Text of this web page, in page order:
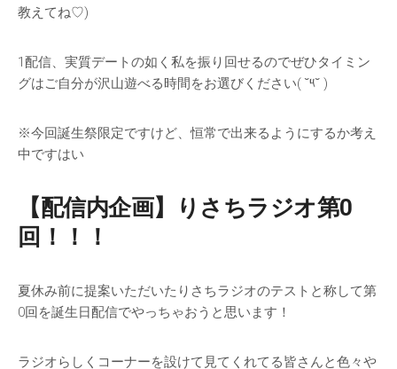
教えてね♡)
1配信、実質デートの如く私を振り回せるのでぜひタイミン
グはご自分が沢山遊べる時間をお選びください( ˘༥˘ )
※今回誕生祭限定ですけど、恒常で出来るようにするか考え
中ですはい
【配信内企画】りさちラジオ第0
回！！！
夏休み前に提案いただいたりさちラジオのテストと称して第
0回を誕生日配信でやっちゃおうと思います！
ラジオらしくコーナーを設けて見てくれてる皆さんと色々や